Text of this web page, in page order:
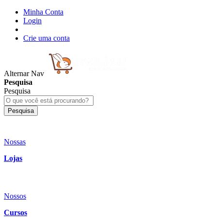
Minha Conta
Login
Crie uma conta
Alternar Nav
Pesquisa
Pesquisa
Pesquisa
Nossas
Lojas
Nossos
Cursos